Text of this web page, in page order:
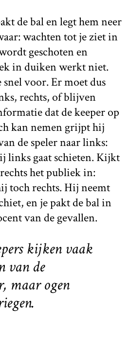
de bal en legt hem neer
wachten tot je ziet in
geschoten en
in duiken werkt niet.
snel voor. Er moet dus
rechts, of blijven
dat de keeper op
kan nemen grijpt hij
de speler naar links:
links gaat schieten. Kijkt
het publiek in:
toch rechts. Hij neemt
en je pakt de bal in
van de gevallen.
kijken vaak
van de
maar ogen